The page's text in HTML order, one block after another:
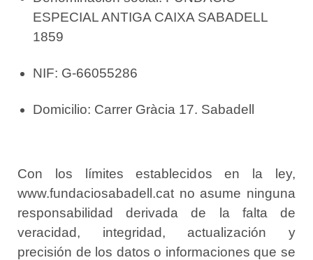
ESPECIAL ANTIGA CAIXA SABADELL
1859
NIF: G-66055286
Domicilio: Carrer Gràcia 17. Sabadell
Con los límites establecidos en la ley,
www.fundaciosabadell.cat no asume ninguna
responsabilidad derivada de la falta de
veracidad, integridad, actualización y
precisión de los datos o informaciones que se